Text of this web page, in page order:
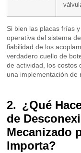
Si bien las placas frías
operativa del sistema
fiabilidad de los
verdadero cuello de
de actividad, los costos
una implementación de
¿Qué
de
Mecanizado
Importa?